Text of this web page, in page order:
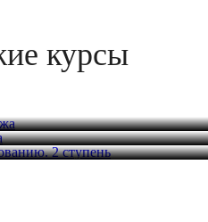
курсы
20 800 руб.
лица
2 ступень